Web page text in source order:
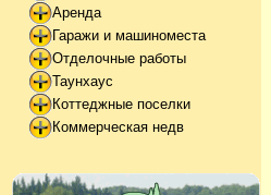
Аренда
Гаражи и машиноместа
Отделочные работы
Таунхаус
Коттеджные поселки
Коммерческая недв